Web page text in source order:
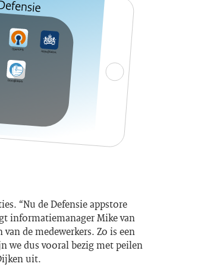
“Nu de Defensie appstore
informatiemanager Mike van
de medewerkers. Zo is een
we dus vooral bezig met peilen
uit.